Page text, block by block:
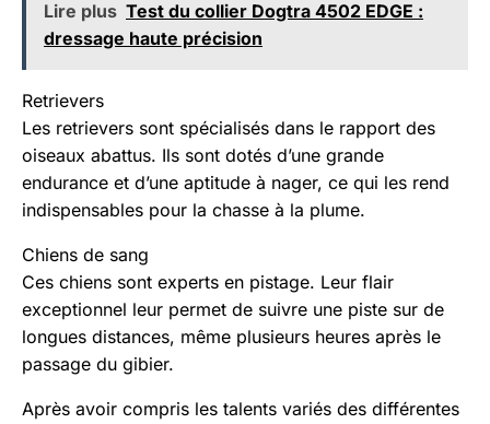
Lire plus Test du collier Dogtra 4502 EDGE :
dressage haute précision
Retrievers
Les retrievers sont spécialisés dans le rapport des
oiseaux abattus. Ils sont dotés d’une grande
endurance et d’une aptitude à nager, ce qui les rend
indispensables pour la chasse à la plume.
Chiens de sang
Ces chiens sont experts en pistage. Leur flair
exceptionnel leur permet de suivre une piste sur de
longues distances, même plusieurs heures après le
passage du gibier.
Après avoir compris les talents variés des différentes